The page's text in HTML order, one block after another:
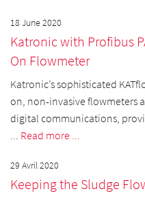
18 June 2020
Katronic with Profibus
On Flowmeter
Katronic’s sophisticated
on, non-invasive flowmeters
digital communications,
Read more ...
29 Avril 2020
Keeping the Sludge